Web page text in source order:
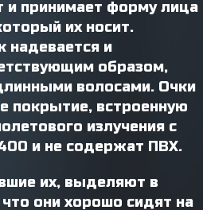
принимает форму лица
их носит.
и
образом,
волосами. Очки
покрытие, встроенную
излучения с
и не содержат ПВХ.
их, выделяют в
они хорошо сидят на